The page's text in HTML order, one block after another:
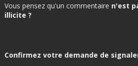
Vous pensez qu'un commentaire n'est
illicite ?
Confirmez votre demande de